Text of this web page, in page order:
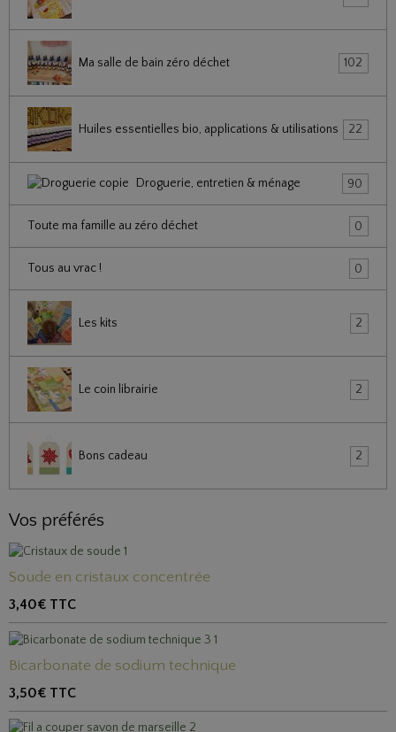
Ma salle de bain zéro déchet 102
Huiles essentielles bio, applications & utilisations 22
Droguerie, entretien & ménage 90
Toute ma famille au zéro déchet 0
Tous au vrac ! 0
Les kits 2
Le coin librairie 2
Bons cadeau 2
Vos préférés
Soude en cristaux concentrée
3,40€ TTC
Bicarbonate de sodium technique
3,50€ TTC